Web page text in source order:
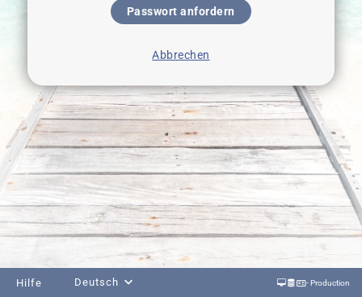
Passwort anfordern
Abbrechen
Hilfe Deutsch - Production